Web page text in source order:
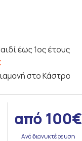
έως 1ος έτους
στο Κάστρο
από 100€
Ανά διανυκτέρευση